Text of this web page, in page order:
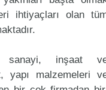
ihtiyaçları olan
sanayi, inşaat
yapı malzemeleri